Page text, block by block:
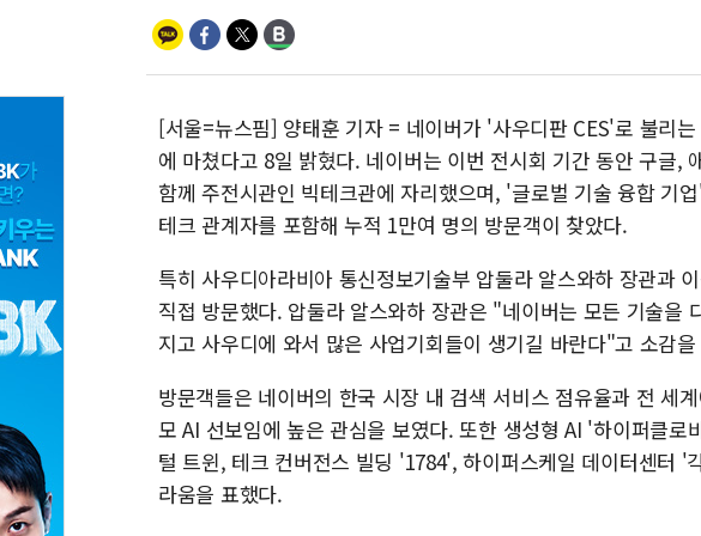
[서울=뉴스핌] 양태훈 기자 = 네이버가 '사우디판 CES'로 불리
에 마쳤다고 8일 밝혔다. 네이버는 이번 전시회 기간 동안 구글,
함께 주전시관인 빅테크관에 자리했으며, '글로벌 기술 융합 기
테크 관계자를 포함해 누적 1만여 명의 방문객이 찾았다.
특히 사우디아라비아 통신정보기술부 압둘라 알스와하 장관과
직접 방문했다. 압둘라 알스와하 장관은 "네이버는 모든 기술을
지고 사우디에 와서 많은 사업기회들이 생기길 바란다"고 소감
방문객들은 네이버의 한국 시장 내 검색 서비스 점유율과 전 세
모 AI 선보임에 높은 관심을 보였다. 또한 생성형 AI '하이퍼클로
털 트윈, 테크 컨버전스 빌딩 '1784', 하이퍼스케일 데이터센터 '
라움을 표했다.